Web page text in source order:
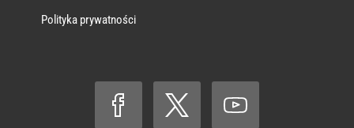
Polityka prywatności